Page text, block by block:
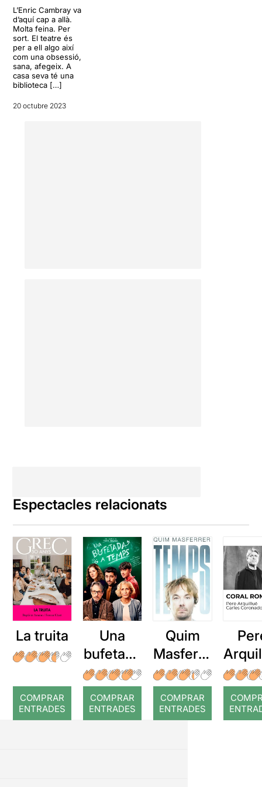
L’Enric Cambray va
d’aquí cap a allà.
Molta feina. Per
sort. El teatre és
per a ell algo així
com una obsessió,
sana, afegeix. A
casa seva té una
biblioteca […]
20 octubre 2023
Espectacles relacionats
La truita
COMPRAR
ENTRADES
Una
bufetada
a temps
COMPRAR
ENTRADES
Quim
Masferre
r: Temps
COMPRAR
ENTRADES
: